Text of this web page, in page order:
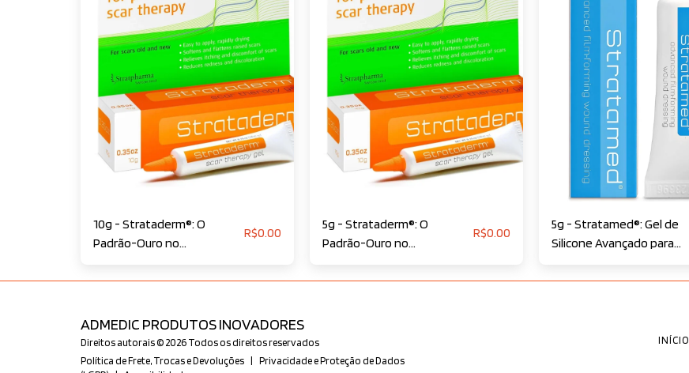
10g - Strataderm®: O
Padrão-Ouro no
Cicatrizes
R$0.00
5g - Strataderm®: O
Padrão-Ouro no
Cicatrizes
R$0.00
5g - Stratamed®: Gel de
Silicone Avançado para
ADMEDIC PRODUTOS INOVADORES
Direitos autorais © 2026 Todos os direitos reservados
Política de Frete, Trocas e Devoluções | Privacidade e Proteção de Dados
INÍCIO